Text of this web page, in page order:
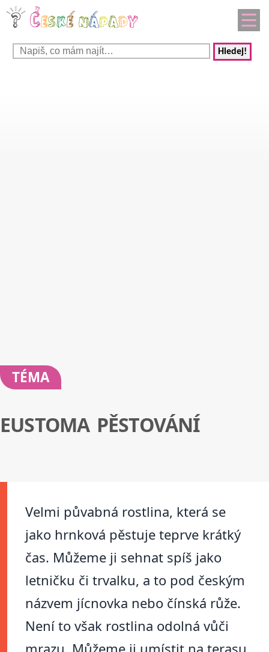
Hledej!
TÉMA
EUSTOMA PĚSTOVÁNÍ
Velmi půvabná rostlina, která se
jako hrnková pěstuje teprve krátký
čas. Můžeme ji sehnat spíš jako
letničku či trvalku, a to pod českým
názvem jícnovka nebo čínská růže.
Není to však rostlina odolná vůči